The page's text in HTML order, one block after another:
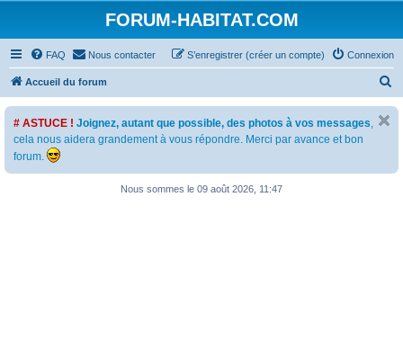
FORUM-HABITAT.COM
FAQ Nous contacter Connexion
S’enregistrer (créer un compte)
Accueil du forum
e
# ASTUCE ! Joignez, autant que possible, des photos à vos messages,
cela nous aidera grandement à vous répondre. Merci par avance et bon
forum.
Nous sommes le 09 août 2026, 11:47